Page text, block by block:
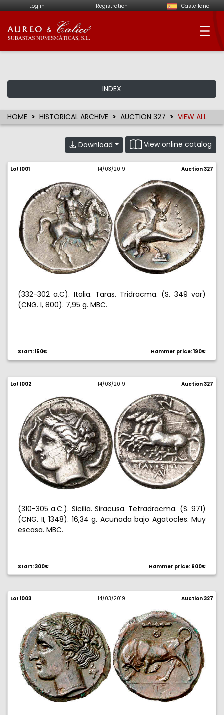
Log in Registration Castellano
Aureo & Calicó -
INDEX
HOME HISTORICAL ARCHIVE AUCTION 327 VIEW ALL
Download View online catalog
Lot 1001 14/03/2019 Auction 327
(332-302 a.C). Italia. Taras. Tridracma. (S. 349 var)
(CNG. I, 800). 7,95 g. MBC.
Start: 150€ Hammer price: 190€
Lot 1002 14/03/2019 Auction 327
(310-305 a.C.). Sicilia. Siracusa. Tetradracma. (S. 971)
(CNG. II, 1348). 16,34 g. Acuñada bajo Agatocles. Muy
escasa. MBC.
Start: 300€ Hammer price: 600€
Lot 1003 14/03/2019 Auction 327